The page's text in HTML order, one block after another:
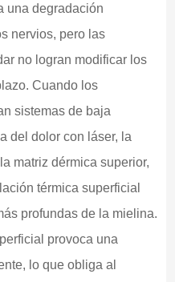
una degradación
nervios, pero las
no logran modificar los
Cuando los
sistemas de baja
del dolor con láser, la
matriz dérmica superior,
térmica superficial
profundas de la mielina.
provoca una
lo que obliga al